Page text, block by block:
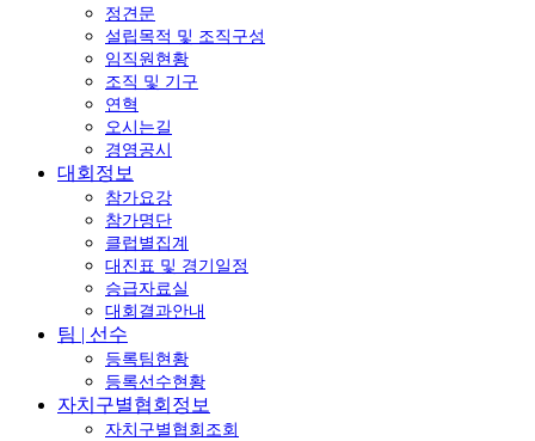
정견문
설립목적 및 조직구성
임직원현황
조직 및 기구
연혁
오시는길
경영공시
대회정보
참가요강
참가명단
클럽별집계
대진표 및 경기일정
승급자료실
대회결과안내
팀 | 선수
등록팀현황
등록선수현황
자치구별협회정보
자치구별협회조회